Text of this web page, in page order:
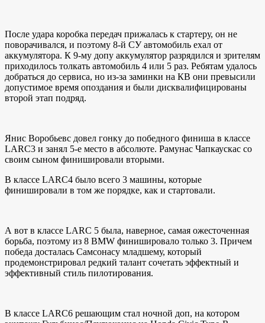
После удара коробка передач прижалась к стартеру, он не
поворачивался, и поэтому 8-й СУ автомобиль ехал от
аккумулятора. К 9-му допу аккумулятор разрядился и зрителям
приходилось толкать автомобиль 4 или 5 раз. Ребятам удалось
добраться до сервиса, но из-за заминки на КВ они превысили
допустимое время опоздания и были дисквалифицированы
второй этап подряд.
Янис Воробьевс довел гонку до победного финиша в классе
LARC3 и занял 5-е место в абсолюте. Рамунас Чапкаускас со
своим сыном финишировали вторыми.
В классе LARC4 было всего 3 машины, которые
финишировали в том же порядке, как и стартовали.
А вот в классе LARC 5 была, наверное, самая ожесточенная
борьба, поэтому из 8 BMW финишировало только 3. Причем
победа досталась Самсонасу младшему, который
продемонстрировал редкий талант сочетать эффектный и
эффективный стиль пилотирования.
В классе LARC6 решающим стал ночной доп, на котором